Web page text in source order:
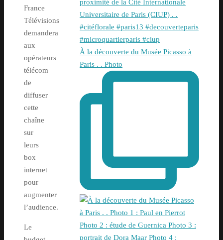
France
Télévisions
demandera
aux
opérateurs
télécom
de
diffuser
cette
chaîne
sur
leurs
box
internet
pour
augmenter
l’audience.
Le
À la découverte du Musée Picasso à
Paris . . Photo